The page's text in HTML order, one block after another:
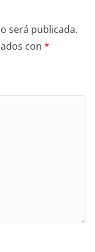
será publicada.
con *